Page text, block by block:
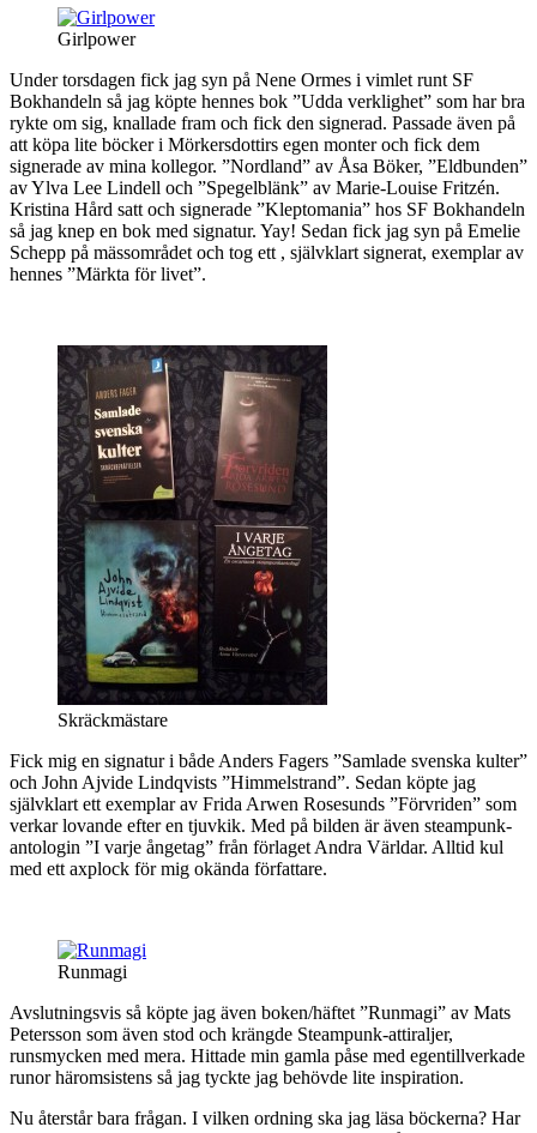
Girlpower
Under torsdagen fick jag syn på Nene Ormes i vimlet runt SF
Bokhandeln så jag köpte hennes bok ”Udda verklighet” som har bra
rykte om sig, knallade fram och fick den signerad. Passade även på
att köpa lite böcker i Mörkersdottirs egen monter och fick dem
signerade av mina kollegor. ”Nordland” av Åsa Böker, ”Eldbunden”
av Ylva Lee Lindell och ”Spegelblänk” av Marie-Louise Fritzén.
Kristina Hård satt och signerade ”Kleptomania” hos SF Bokhandeln
så jag knep en bok med signatur. Yay! Sedan fick jag syn på Emelie
Schepp på mässområdet och tog ett , självklart signerat, exemplar av
hennes ”Märkta för livet”.
Skräckmästare
Fick mig en signatur i både Anders Fagers ”Samlade svenska kulter”
och John Ajvide Lindqvists ”Himmelstrand”. Sedan köpte jag
självklart ett exemplar av Frida Arwen Rosesunds ”Förvriden” som
verkar lovande efter en tjuvkik. Med på bilden är även steampunk-
antologin ”I varje ångetag” från förlaget Andra Världar. Alltid kul
med ett axplock för mig okända författare.
Runmagi
Avslutningsvis så köpte jag även boken/häftet ”Runmagi” av Mats
Petersson som även stod och krängde Steampunk-attiraljer,
runsmycken med mera. Hittade min gamla påse med egentillverkade
runor häromsistens så jag tyckte jag behövde lite inspiration.
Nu återstår bara frågan. I vilken ordning ska jag läsa böckerna? Har